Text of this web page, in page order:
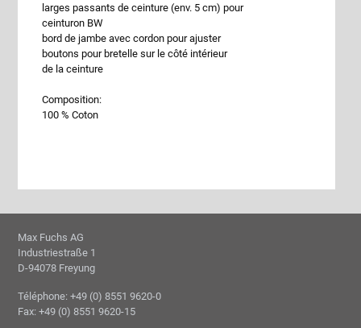
larges passants de ceinture (env. 5 cm) pour
ceinturon BW
bord de jambe avec cordon pour ajuster
boutons pour bretelle sur le côté intérieur
de la ceinture
Composition:
100 % Coton
Max Fuchs AG
Industriestraße 1
D-94078 Freyung
Téléphone: +49 (0) 8551 9620-0
Fax: +49 (0) 8551 9620-15